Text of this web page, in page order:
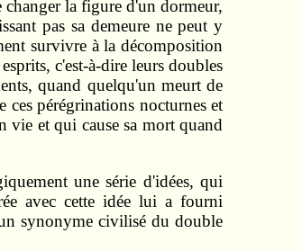
la figure d'un dormeur,
pas sa demeure ne peut y
survivre à la décomposition
c'est-à-dire leurs doubles
quand quelqu'un meurt de
pérégrinations nocturnes et
vie et qui cause sa mort quand
une série d'idées, qui
avec cette idée lui a fourni
synonyme civilisé du double